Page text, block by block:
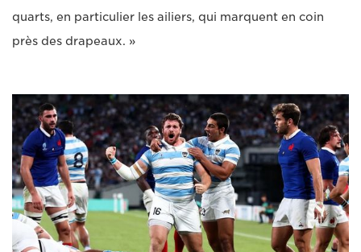
quarts, en particulier les ailiers, qui marquent en coin
près des drapeaux. »